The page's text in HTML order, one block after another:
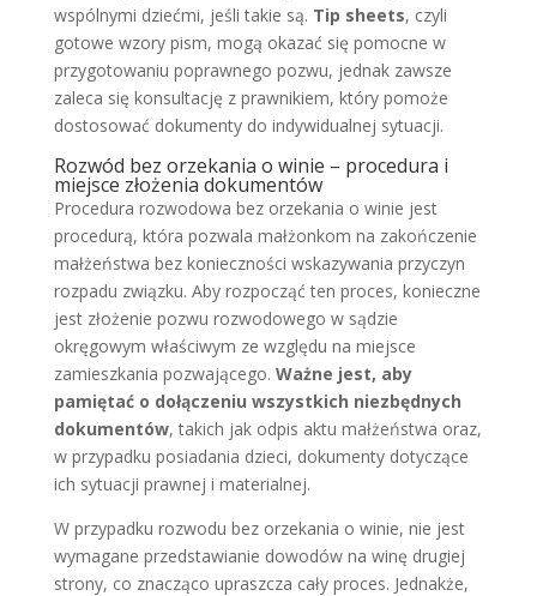
wspólnymi dziećmi, jeśli takie są. Tip sheets, czyli
gotowe wzory pism, mogą okazać się pomocne w
przygotowaniu poprawnego pozwu, jednak zawsze
zaleca się konsultację z prawnikiem, który pomoże
dostosować dokumenty do indywidualnej sytuacji.
Rozwód bez orzekania o winie – procedura i
miejsce złożenia dokumentów
Procedura rozwodowa bez orzekania o winie jest
procedurą, która pozwala małżonkom na zakończenie
małżeństwa bez konieczności wskazywania przyczyn
rozpadu związku. Aby rozpocząć ten proces, konieczne
jest złożenie pozwu rozwodowego w sądzie
okręgowym właściwym ze względu na miejsce
zamieszkania pozwającego. Ważne jest, aby
pamiętać o dołączeniu wszystkich niezbędnych
dokumentów, takich jak odpis aktu małżeństwa oraz,
w przypadku posiadania dzieci, dokumenty dotyczące
ich sytuacji prawnej i materialnej.
W przypadku rozwodu bez orzekania o winie, nie jest
wymagane przedstawianie dowodów na winę drugiej
strony, co znacząco upraszcza cały proces. Jednakże,